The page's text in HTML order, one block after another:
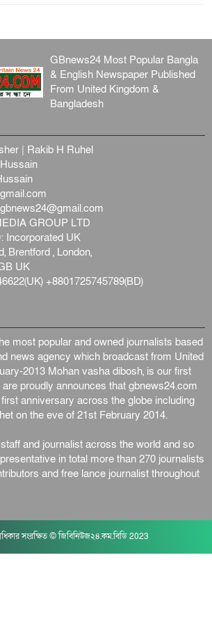
৫ আগস্ট, ২০২৬
আহমেদের সঙ্গে পরীমনির ঘনিষ্ঠ সম্পর্ক ছিল : নাসির
ইরান-মার্কিন চুক্তি হতে পারে আজ : মার্কিন অর্থমন...
দিকে আসছে বিধ্বংসী বস্তু, পারমাণবিক বোমা দিয়ে করা
১৫ হাতির রহস্যজনক মৃত্যু, সন্দেহের মুখে কীটনাশকের
সংবাদমাধ্যমের জন্য নতুন বিধি-নিষেধ পাকিস্তানের
GBnews24 Most Popular Bangla
& English Newspaper Published
From United Kingdom &
Bangladesh
| Rakib H Ruhel
GROUP LTD
Incorporated UK
Brentford , London,
UK
+8801725745789(BD)
most popular and owned journalists based
news agency which broadcast from United
2013 Mohan vasha dibosh, is our first
proudly announces that gbnews24.com
anniversary across the globe including
on the eve of 21st February 2014.
and journalist across the world and so
in total more than 270 journalists
and free lance journalist throughout
সংরক্ষিত © জিবিনিউজ২৪.কম.বিডি 2023